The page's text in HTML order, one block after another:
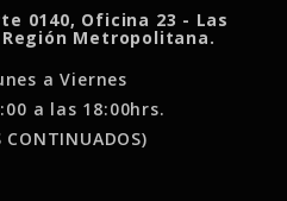
0140, Oficina 23 - Las
Metropolitana.
a Viernes
a las 18:00hrs.